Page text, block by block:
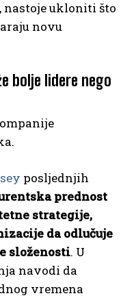
nastoje ukloniti što
novu
bolje lidere nego
posljednjih
prednost
strategije,
da odlučuje
složenosti. U
navodi da
vremena